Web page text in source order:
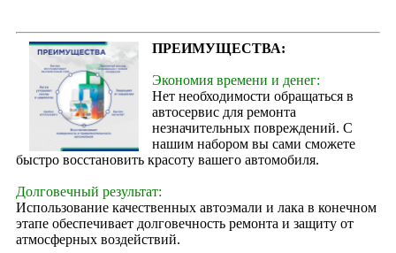
ПРЕИМУЩЕСТВА:
Экономия времени и денег:
Нет необходимости обращаться в
автосервис для ремонта
незначительных повреждений. С
нашим набором вы сами сможете
быстро восстановить красоту вашего автомобиля.
Долговечный результат:
Использование качественных автоэмали и лака в конечном
этапе обеспечивает долговечность ремонта и защиту от
атмосферных воздействий.